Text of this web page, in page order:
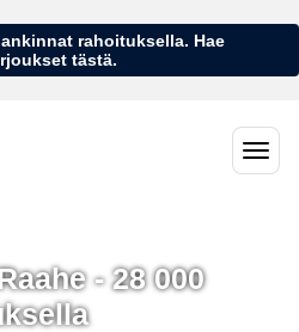
rahoituksella. Hae
tästä.
- 28 000